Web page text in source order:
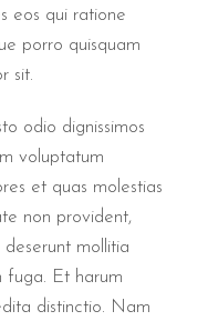
eos qui ratione
porro quisquam
sit.
odio dignissimos
voluptatum
et quas molestias
non provident,
mollitia
fuga. Et harum
distinctio. Nam